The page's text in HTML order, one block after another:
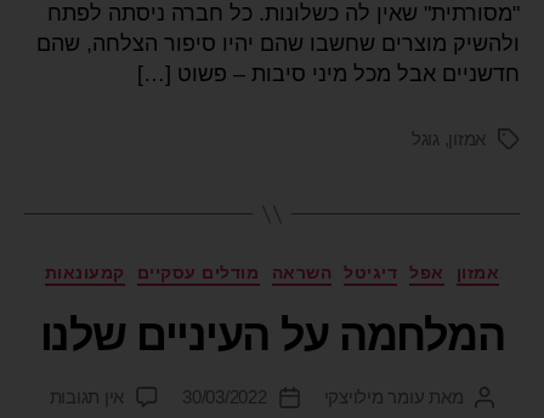
"מסורתית" שאין לה כשלונות. כל חברה ניסתה לפתח
ולהשיק מוצרים שחשבו שהם יהיו סיפור הצלחה, שהם
חדשניים אבל מכל מיני סיבות – פשוט […]
אמזון , גוגל
אמזון אפל דיגיטל השראה מודלים עסקיים קמעונאות
המלחמה על העיניים שלנו
מאת עומר מילויצקי 30/03/2022 אין תגובות